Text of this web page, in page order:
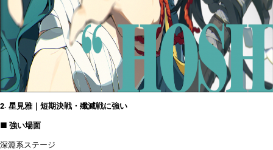
2. 星見雅｜短期決戦・殲滅戦に強い
■ 強い場面
深淵系ステージ